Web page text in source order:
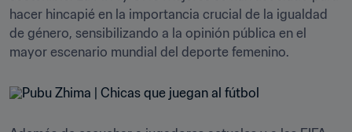
hacer hincapié en la importancia crucial de la igualdad
de género, sensibilizando a la opinión pública en el
mayor escenario mundial del deporte femenino.